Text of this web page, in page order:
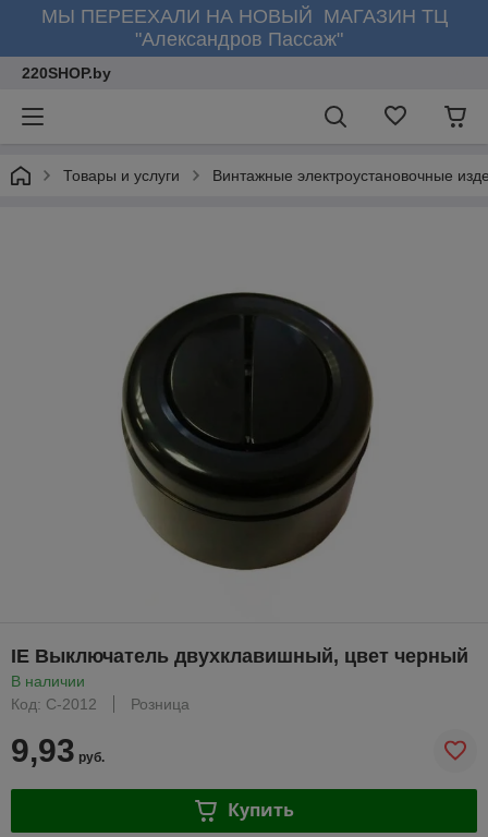
МЫ ПЕРЕЕХАЛИ НА НОВЫЙ МАГАЗИН ТЦ
"Александров Пассаж"
220SHOP.by
Товары и услуги Винтажные электроустановочные
IE Выключатель двухклавишный, цвет черный
В наличии
Код: С-2012
Розница
9,93 руб.
Купить